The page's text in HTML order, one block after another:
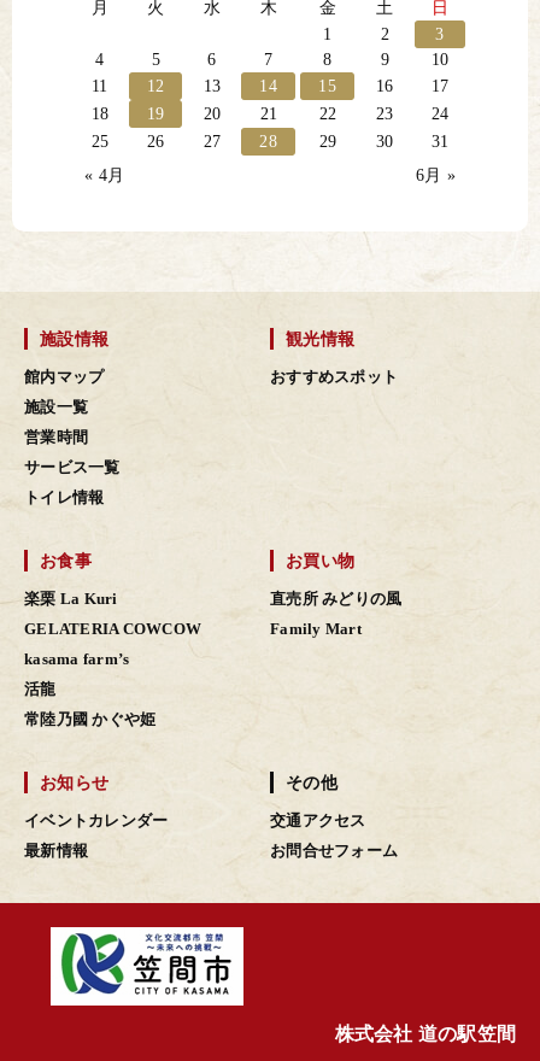
月 火 水 木 金 土
日
1
2
3
4
5 6 7 8 9
10
11
12 13 14 15 16
17
18
19 20 21 22 23
24
25
26 27 28 29 30
31
« 4月
6月 »
施設情報
館内マップ
施設一覧
営業時間
サービス一覧
トイレ情報
観光情報
おすすめスポット
お食事
楽栗 La Kuri
GELATERIA COWCOW
kasama farm’s
活龍
常陸乃國 かぐや姫
お買い物
直売所 みどりの風
Family Mart
お知らせ
イベントカレンダー
最新情報
その他
交通アクセス
お問合せフォーム
株式会社 道の駅笠間